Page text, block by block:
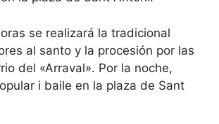
se realizará la tradicional
al santo y la procesión por las
del «Arraval». Por la noche,
i baile en la plaza de Sant